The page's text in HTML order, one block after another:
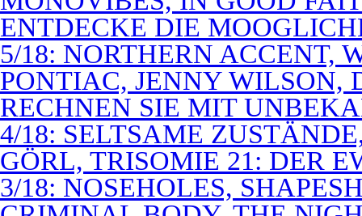
ENTDECKE DIE
5/18: NORTHERN ACCENT,
PONTIAC, JENNY WILSON,
RECHNEN SIE MIT
4/18: SELTSAME
GÖRL, TRISOMIE 21: DER
3/18: NOSEHOLES,